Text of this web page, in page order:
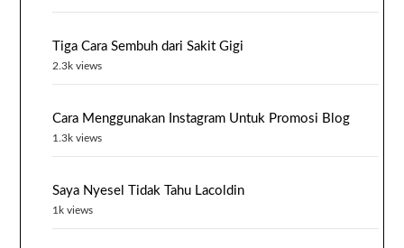
Tiga Cara Sembuh dari Sakit Gigi
2.3k views
Cara Menggunakan Instagram Untuk Promosi Blog
1.3k views
Saya Nyesel Tidak Tahu Lacoldin
1k views